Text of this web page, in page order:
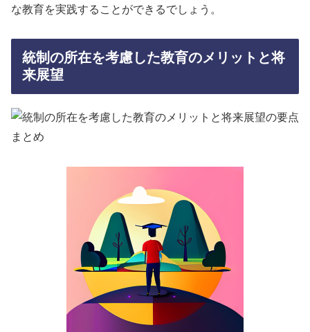
な教育を実践することができるでしょう。
統制の所在を考慮した教育のメリットと将
来展望